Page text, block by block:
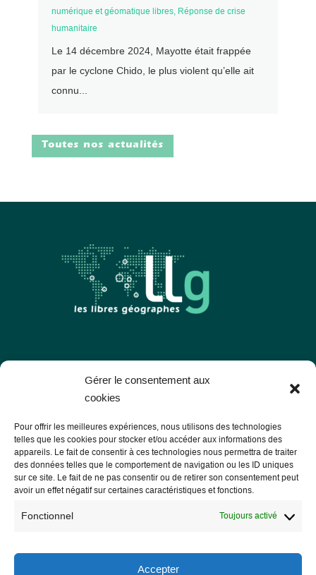
Gérer le consentement aux
cookies
Pour offrir les meilleures expériences, nous utilisons des technologies
telles que les cookies pour stocker et/ou accéder aux informations des
appareils. Le fait de consentir à ces technologies nous permettra de traiter
des données telles que le comportement de navigation ou les ID uniques
sur ce site. Le fait de ne pas consentir ou de retirer son consentement peut
avoir un effet négatif sur certaines caractéristiques et fonctions.
Fonctionnel Toujours activé
Accepter
numérique et géomatique libres, Réponse de crise
humanitaire
Le 14 décembre 2024, Mayotte était frappée
par le cyclone Chido, le plus violent qu’elle ait
connu...
Toutes nos actualités
Les Libres Géographes
56000 Vannes
— Nous contacter